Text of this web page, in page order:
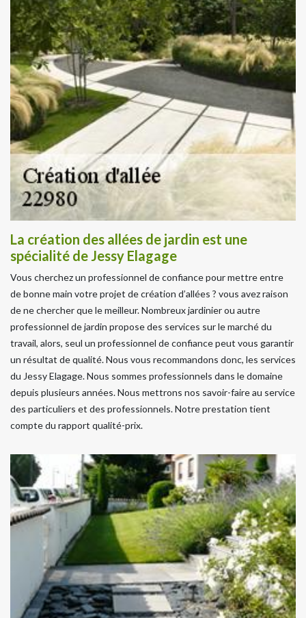
La création des allées de jardin est une
spécialité de Jessy Elagage
Vous cherchez un professionnel de confiance pour mettre entre
de bonne main votre projet de création d’allées ? vous avez raison
de ne chercher que le meilleur. Nombreux jardinier ou autre
professionnel de jardin propose des services sur le marché du
travail, alors, seul un professionnel de confiance peut vous garantir
un résultat de qualité. Nous vous recommandons donc, les services
du Jessy Elagage. Nous sommes professionnels dans le domaine
depuis plusieurs années. Nous mettrons nos savoir-faire au service
des particuliers et des professionnels. Notre prestation tient
compte du rapport qualité-prix.